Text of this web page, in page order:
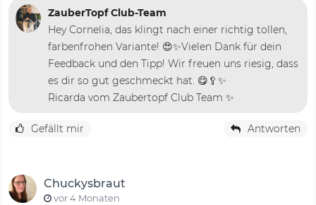
ZauberTopf Club-Team
Hey Cornelia, das klingt nach einer richtig tollen,
farbenfrohen Variante! 😍✨Vielen Dank für dein
Feedback und den Tipp! Wir freuen uns riesig, dass
es dir so gut geschmeckt hat. 😋🥄✨
Ricarda vom Zaubertopf Club Team ✨
Gefällt mir Antworten
Chuckysbraut
vor 4 Monaten